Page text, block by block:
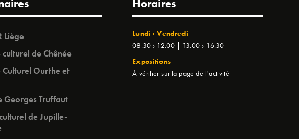
Liège
culturel de Chênée
Culturel Ourthe et
Georges Truffaut
de Jupille-
Horaires
Lundi › Vendredi
08:30 › 12:00 | 13:00 › 16:30
Expositions
À vérifier sur la page de l'activité